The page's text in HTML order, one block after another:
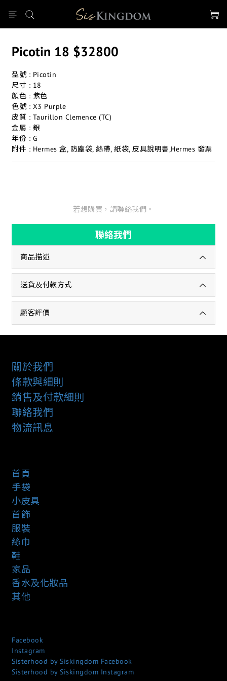
Picotin 18 $32800
型號 : Picotin
尺寸 : 18
顏色 : 紫色
色號 : X3 Purple
皮質 : Taurillon Clemence (TC)
金屬 : 銀
年份 : G
附件 : Hermes 盒, 防塵袋, 絲帶, 紙袋, 皮具說明書,Hermes 發票
若想購買，請聯絡我們。
聯絡我們
商品描述
送貨及付款方式
顧客評價
關於我們
條款與細則
銷售及付款細則
聯絡我們
物流訊息
首頁
手袋
小皮具
首飾
服裝
絲巾
鞋
家品
香水及化妝品
其他
Facebook
Instagram
Sisterhood by Siskingdom Facebook
Sisterhood by Siskingdom Instagram